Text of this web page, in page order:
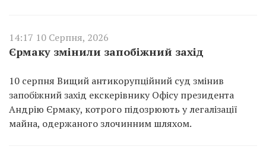
14:17 10 Серпня, 2026
Єрмаку змінили запобіжний захід
10 серпня Вищий антикорупційний суд змінив
запобіжний захід екскерівнику Офісу президента
Андрію Єрмаку, котрого підозрюють у легалізації
майна, одержаного злочинним шляхом.